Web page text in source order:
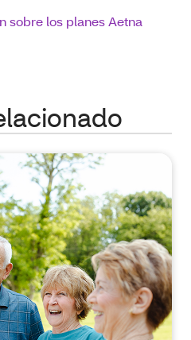
sobre los planes Aetna